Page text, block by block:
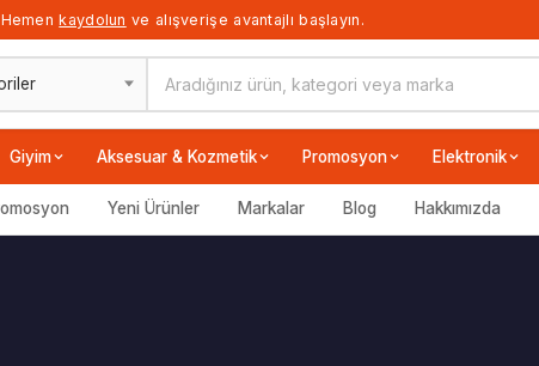
kaydolun ve alışverişe avantajlı başlayın.
Giyim Aksesuar & Kozmetik Promosyon Elektronik
Yeni Ürünler Markalar Blog Hakkımızda